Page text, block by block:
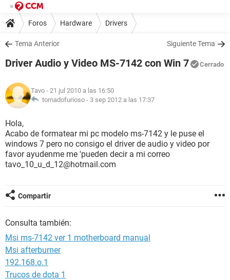
Foros Hardware Drivers
Tema Anterior Siguiente Tema
Driver Audio y Video MS-7142 con Win 7 Cerrado
Tavo - 21 jul 2010 a las 16:50
tornadofurioso - 3 sep 2012 a las 17:37
Hola,
Acabo de formatear mi pc modelo ms-7142 y le puse el
windows 7 pero no consigo el driver de audio y video por
favor ayudenme me 'pueden decir a mi correo
tavo_10_u_d_12@hotmail.com
Compartir
Consulta también:
Msi ms-7142 ver 1 motherboard manual
Msi afterburner
192.168.o.1
Trucos de dota 1